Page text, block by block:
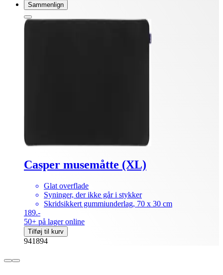
Sammenlign
Casper musemåtte (XL)
Glat overflade
Syninger, der ikke går i stykker
Skridsikkert gummiunderlag, 70 x 30 cm
189.-
50+ på lager online
Tilføj til kurv
941894